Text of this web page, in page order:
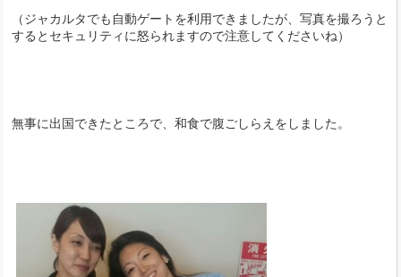
（ジャカルタでも自動ゲートを利用できましたが、写真を撮ろうと
するとセキュリティに怒られますので注意してくださいね）
無事に出国できたところで、和食で腹ごしらえをしました。